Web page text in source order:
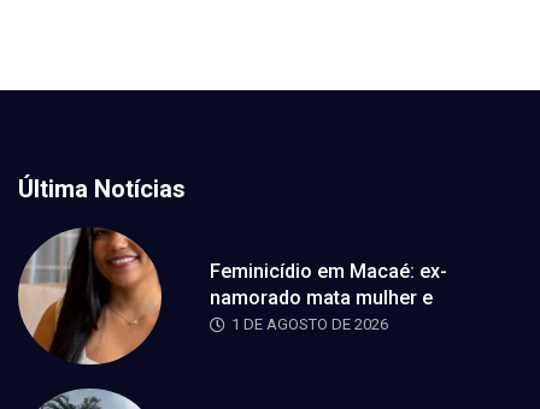
Última Notícias
Feminicídio em Macaé: ex-
namorado mata mulher e
1 DE AGOSTO DE 2026